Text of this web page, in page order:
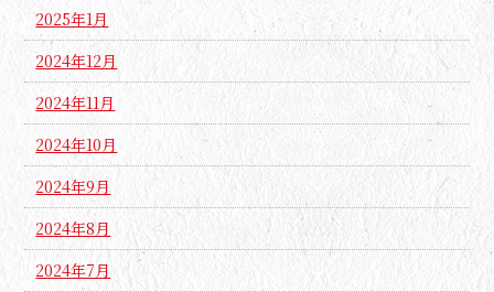
2025年1月
2024年12月
2024年11月
2024年10月
2024年9月
2024年8月
2024年7月